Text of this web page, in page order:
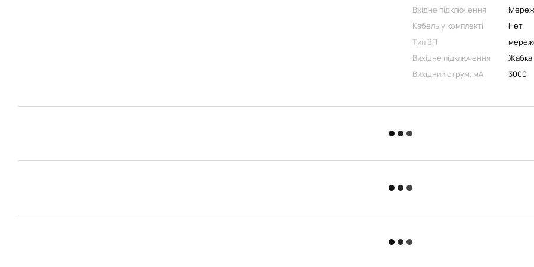
Вхідне підключення
Кабель у комплекті
Нет
Тип ЗП
Вихідне підключення
Жабка
Вихідний струм, мA
3000